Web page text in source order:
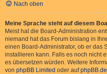
Nach oben
Meine Sprache steht auf diesem
Meist hat die Board-Administration
niemand hat das Forum bislang in
einen Board-Administrator, ob er das
installieren kann. Falls es noch nicht
es übersetzen würden. Weitere
von phpBB Limited oder aufphpBB.de